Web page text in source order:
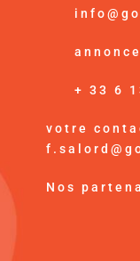
+ 33 6
votre
Nos